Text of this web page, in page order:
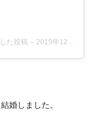
た投稿 – 2019年12月月1日午後5時30分PST
婚しました。